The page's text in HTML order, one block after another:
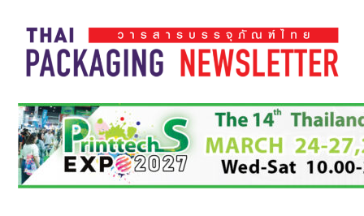
main
content
secondary
menu
primary
sidebar
footer
Thai
Pack
Magazine
Pack
Magazine